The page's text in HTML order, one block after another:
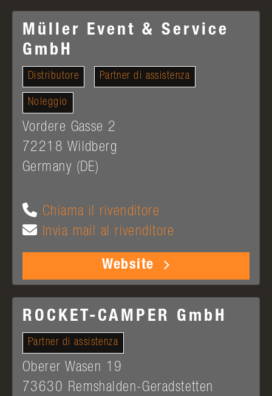
Müller Event & Service
GmbH
Distributore Partner di assistenza
Noleggio
Vordere Gasse 2
72218 Wildberg
Germany (DE)
Chiama il rivenditore
Invia mail al rivenditore
Website
ROCKET-CAMPER GmbH
Partner di assistenza
Oberer Wasen 19
73630 Remshalden-Geradstetten